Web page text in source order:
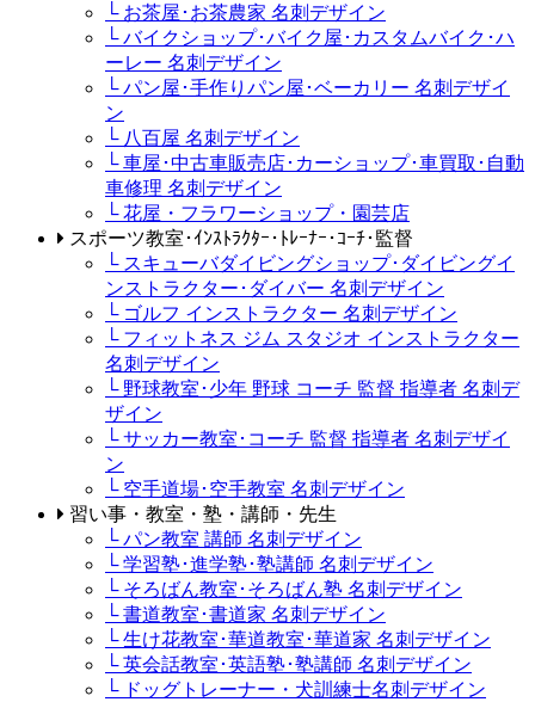
└ お茶屋･お茶農家 名刺デザイン
└ バイクショップ･バイク屋･カスタムバイク･ハ
ーレー 名刺デザイン
└ パン屋･手作りパン屋･ベーカリー 名刺デザイ
ン
└ 八百屋 名刺デザイン
└ 車屋･中古車販売店･カーショップ･車買取･自動
車修理 名刺デザイン
└ 花屋・フラワーショップ・園芸店
スポーツ教室･ｲﾝｽﾄﾗｸﾀｰ･ﾄﾚｰﾅｰ･ｺｰﾁ･監督
└ スキューバダイビングショップ･ダイビングイ
ンストラクター･ダイバー 名刺デザイン
└ ゴルフ インストラクター 名刺デザイン
└ フィットネス ジム スタジオ インストラクター
名刺デザイン
└ 野球教室･少年 野球 コーチ 監督 指導者 名刺デ
ザイン
└ サッカー教室･コーチ 監督 指導者 名刺デザイ
ン
└ 空手道場･空手教室 名刺デザイン
習い事・教室・塾・講師・先生
└ パン教室 講師 名刺デザイン
└ 学習塾･進学塾･塾講師 名刺デザイン
└ そろばん教室･そろばん塾 名刺デザイン
└ 書道教室･書道家 名刺デザイン
└ 生け花教室･華道教室･華道家 名刺デザイン
└ 英会話教室･英語塾･塾講師 名刺デザイン
└ ドッグトレーナー・犬訓練士名刺デザイン